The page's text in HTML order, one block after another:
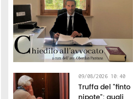
09/08/2026 10:40
Truffa del "finto